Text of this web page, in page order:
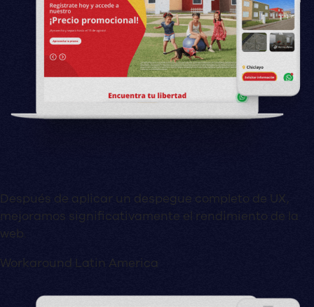
Después de aplicar un despegue completo de UX,
mejoramos significativamente el rendimiento de la
web.
Workaround Latin America